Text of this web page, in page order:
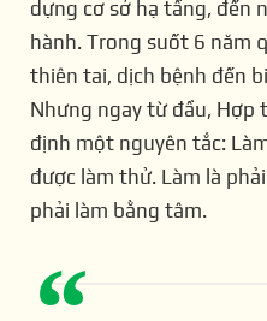
dựng cơ sở hạ tầng, đến
hành. Trong suốt 6 năm
thiên tai, dịch bệnh đến
Nhưng ngay từ đầu, Hợp
định một nguyên tắc:
được làm thử. Làm là
phải làm bằng tâm.